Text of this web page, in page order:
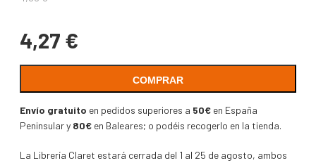
4,27 €
COMPRAR
Envío gratuito en pedidos superiores a 50€ en España
Peninsular y 80€ en Baleares; o podéis recogerlo en la tienda.
La Librería Claret estará cerrada del 1 al 25 de agosto, ambos